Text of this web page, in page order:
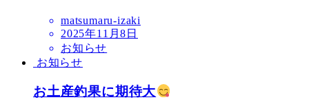
matsumaru-izaki
2025年11月8日
お知らせ
お知らせ
お土産釣果に期待大